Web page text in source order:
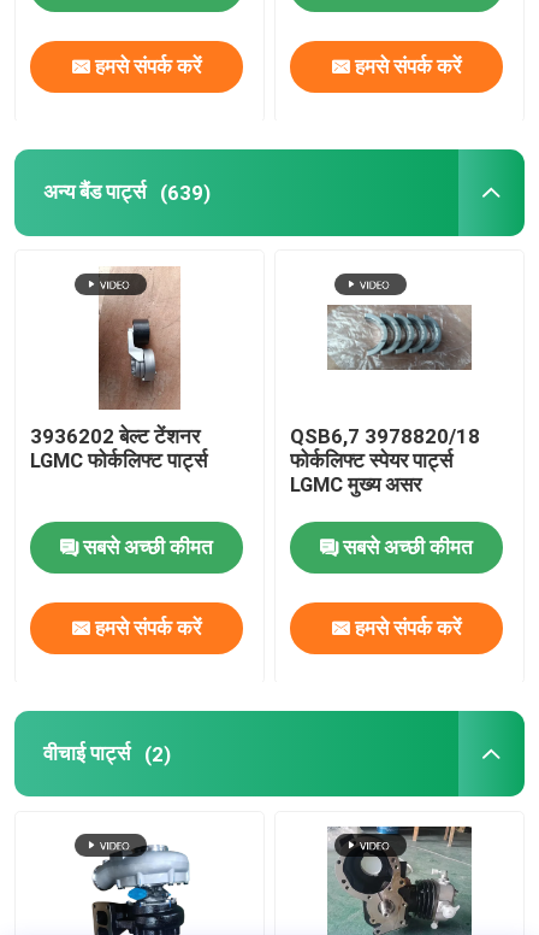
हमसे संपर्क करें हमसे संपर्क करें
अन्य बैंड पार्ट्स (639)
3936202 बेल्ट टेंशनर
LGMC फोर्कलिफ्ट पार्ट्स
सबसे अच्छी कीमत
हमसे संपर्क करें
QSB6,7 3978820/18
फोर्कलिफ्ट स्पेयर पार्ट्स
LGMC मुख्य असर
सबसे अच्छी कीमत
हमसे संपर्क करें
वीचाई पार्ट्स (2)